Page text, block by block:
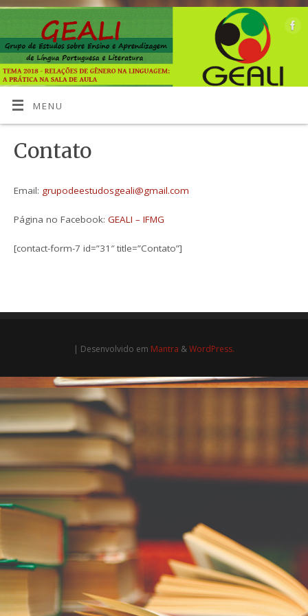
MENU
Contato
Email: grupodeestudosgeali@gmail.com
Página no Facebook:GEALI – IFMG
[contact-form-7 id=”31″ title=”Contato”]
| Desenvolvido em Mantra &WordPress.